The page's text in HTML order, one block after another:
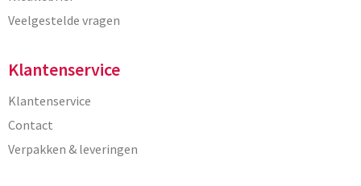
Veelgestelde vragen
Klantenservice
Klantenservice
Contact
Verpakken & leveringen